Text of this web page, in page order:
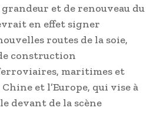
et de renouveau du
en effet signer
routes de la soie,
construction
maritimes et
et l’Europe, qui vise à
devant de la scène